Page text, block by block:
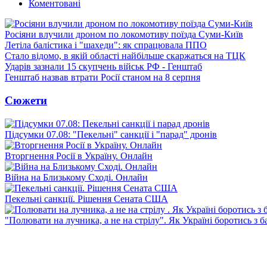
Коментовані
Росіяни влучили дроном по локомотиву поїзда Суми-Київ
Летіла балістика і "шахеди": як спрацювала ППО
Стало відомо, в якій області найбільше скаржаться на ТЦК
Ударів зазнали 15 скупчень військ РФ - Генштаб
Генштаб назвав втрати Росії станом на 8 серпня
Сюжети
Підсумки 07.08: "Пекельні" санкції і "парад" дронів
Вторгнення Росії в Україну. Онлайн
Війна на Близькому Сході. Онлайн
Пекельні санкції. Рішення Сената США
"Полювати на лучника, а не на стрілу". Як Україні боротись з